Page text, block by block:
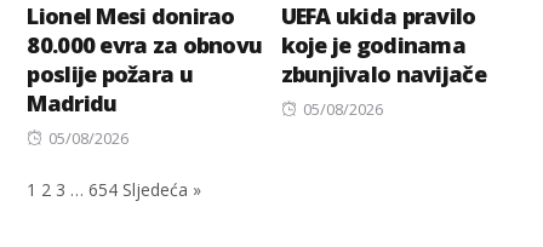
Lionel Mesi donirao
80.000 evra za obnovu
poslije požara u
Madridu
Posted
05/08/2026
UEFA ukida pravilo
koje je godinama
zbunjivalo navijače
Posted
05/08/2026
1 2 3 … 654 Sljedeća »